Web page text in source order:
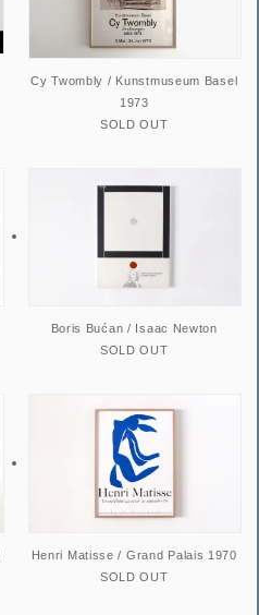
Cy Twombly / Kunstmuseum Basel
1973
SOLD OUT
Boris Bućan / Isaac Newton
SOLD OUT
Henri Matisse / Grand Palais 1970
SOLD OUT